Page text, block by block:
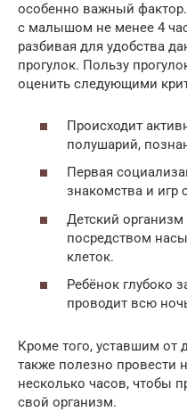
особенно важный фактор.
с малышом не менее 4
разбивая для удобства
прогулок. Пользу
оценить следующими
Происходит
полушарий,
Первая
знакомства и игр
Детский
посредством
клеток.
Ребёнок глубоко
проводит всю
Кроме того, уставшим
также полезно провести
несколько часов, чтобы
свой организм.